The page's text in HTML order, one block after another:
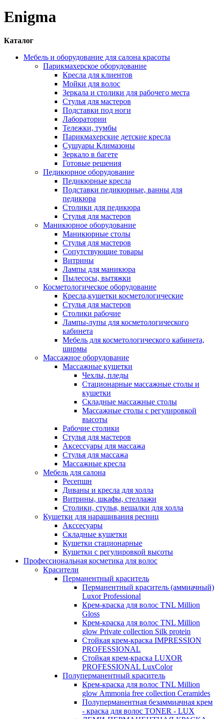
Enigma
Каталог
Мебель и оборудование для салона красоты
Парикмахерское оборудование
Кресла для клиентов
Мойки для волос
Зеркала и столики для рабочего места
Стулья для мастеров
Подставки под ноги
Лаборатории
Тележки, тумбы
Парикмахерские детские кресла
Сушуары Климазоны
Зеркало в багете
Готовые решения
Педикюрное оборудование
Педикюрные кресла
Подставки педикюрные, ванны для
педикюра
Столики для педикюра
Стулья для мастеров
Маникюрное оборудование
Маникюрные столы
Стулья для мастеров
Сопутствующие товары
Витрины
Лампы для маникюра
Пылесосы, вытяжки
Косметологическое оборудование
Кресла,кушетки косметологические
Стулья для мастеров
Столики рабочие
Лампы-лупы для косметологического
кабинета
Мебель для косметологического кабинета,
ширмы
Массажное оборудование
Массажные кушетки
Чехлы, пледы
Стационарные массажные столы и
кушетки
Складные массажные столы
Массажные столы с регулировкой
высоты
Рабочие столики
Стулья для мастеров
Аксессуары для массажа
Стулья для массажа
Массажные кресла
Мебель для салона
Ресепшн
Диваны и кресла для холла
Витрины, шкафы, стеллажи
Столики, стулья, вешалки для холла
Кушетки для наращивания ресниц
Акссесуары
Складные кушетки
Кушетки стационарные
Кушетки с регулировкой высоты
Профессиональная косметика для волос
Красители
Перманентный краситель
Перманентный краситель (аммиачный)
Luxor Professional
Крем-краска для волос TNL Million
Gloss
Крем-краска для волос TNL Million
glow Private collection Silk protein
Стойкая крем-краска IMPRESSION
PROFESSIONAL
Стойкая крем-краска LUXOR
PROFESSIONAL LuxColor
Полуперманентный краситель
Крем-краска для волос TNL Million
glow Ammonia free collection Ceramides
Полуперманентная безаммиачная крем
- краска для волос TONER - LUX